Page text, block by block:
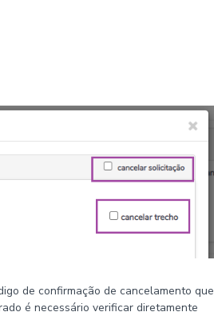
de confirmação de cancelamento que
é necessário verificar diretamente